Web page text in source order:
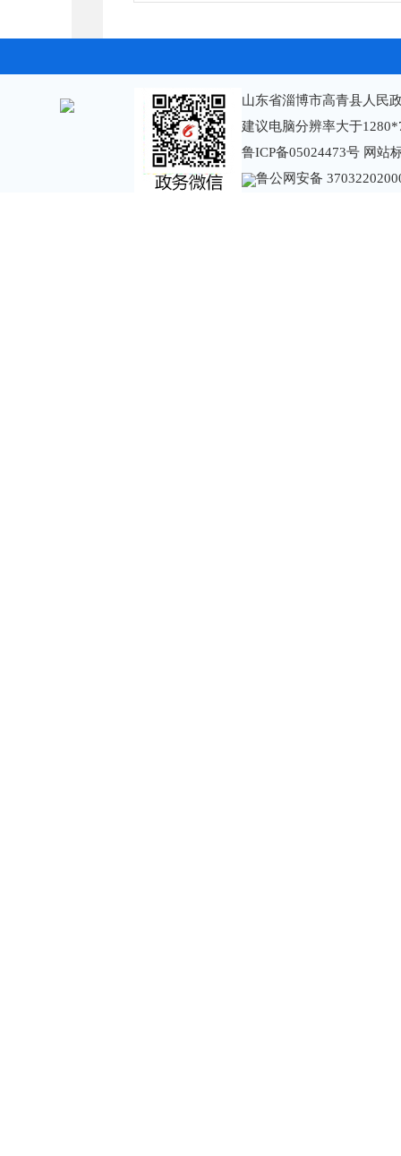
山东省淄博市高青县人民
建议电脑分辨率大于
鲁ICP备05024473号 网站
鲁公网安备